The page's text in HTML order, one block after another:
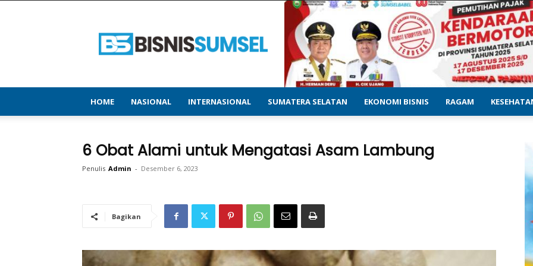
–
Menyajikan
&
Terupdate
HOME NASIONAL INTERNASIONAL SUMATERA SELATAN EKONOMI BISNIS RAGAM
6 Obat Alami untuk Mengatasi Asam Lambung
Penulis Admin - Desember 6, 2023
Bagikan